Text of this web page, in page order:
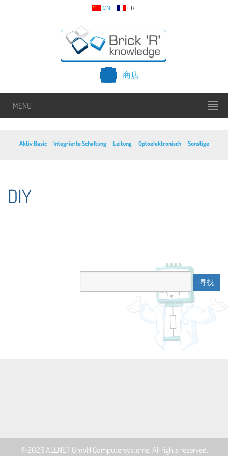
CN FR
商店
MENU
Aktiv Basic Integrierte Schaltung Leitung Optoelektronisch Sonstige
DIY
© 2026ALLNET GmbH Computersysteme. All rights reserved.